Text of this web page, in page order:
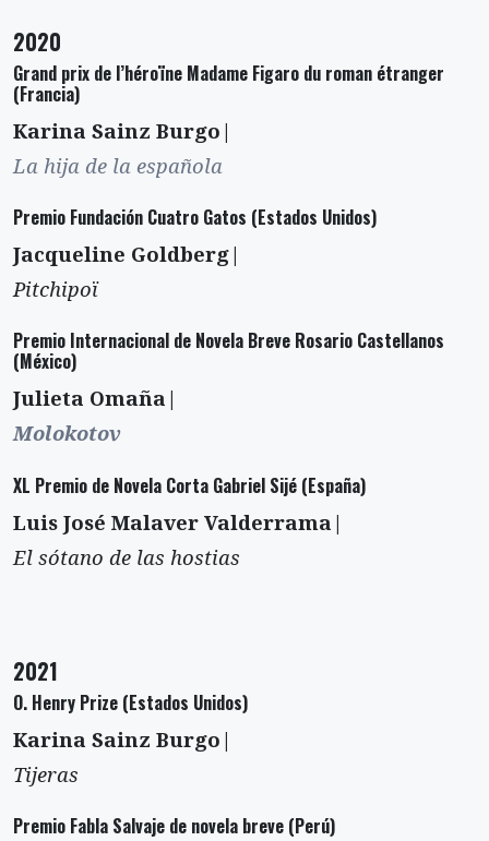
2020
Grand prix de l’héroïne Madame Figaro du roman étranger
(Francia)
Karina Sainz Burgo|
La hija de la española
Premio Fundación Cuatro Gatos (Estados Unidos)
Jacqueline Goldberg|
Pitchipoï
Premio Internacional de Novela Breve Rosario Castellanos
(México)
Julieta Omaña|
Molokotov
XL Premio de Novela Corta Gabriel Sijé (España)
Luis José Malaver Valderrama|
El sótano de las hostias
2021
O. Henry Prize (Estados Unidos)
Karina Sainz Burgo|
Tijeras
Premio Fabla Salvaje de novela breve (Perú)